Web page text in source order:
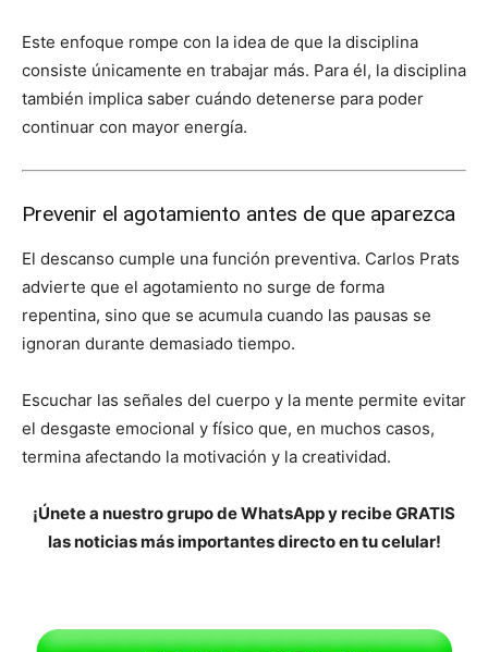
Este enfoque rompe con la idea de que la disciplina
consiste únicamente en trabajar más. Para él, la disciplina
también implica saber cuándo detenerse para poder
continuar con mayor energía.
Prevenir el agotamiento antes de que aparezca
El descanso cumple una función preventiva. Carlos Prats
advierte que el agotamiento no surge de forma
repentina, sino que se acumula cuando las pausas se
ignoran durante demasiado tiempo.
Escuchar las señales del cuerpo y la mente permite evitar
el desgaste emocional y físico que, en muchos casos,
termina afectando la motivación y la creatividad.
¡Únete a nuestro grupo de WhatsApp y recibe GRATIS
las noticias más importantes directo en tu celular!